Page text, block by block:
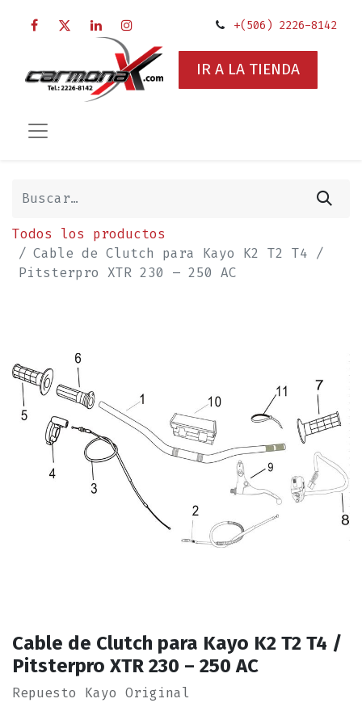
+(506) 2226-8142
IR A LA TIENDA
Todos los productos
Cable de Clutch para Kayo K2 T2 T4 /
Pitsterpro XTR 230 – 250 AC
Cable de Clutch para Kayo K2 T2 T4 /
Pitsterpro XTR 230 – 250 AC
Repuesto Kayo Original